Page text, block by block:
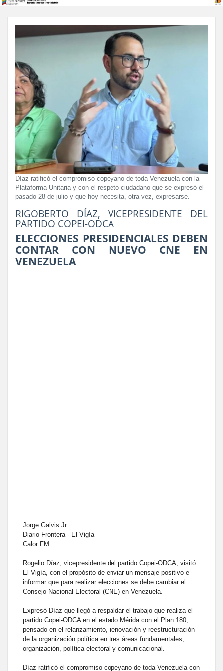
Díaz ratificó el compromiso copeyano de toda Venezuela con la
Plataforma Unitaria y con el respeto ciudadano que se expresó el
pasado 28 de julio y que hoy necesita, otra vez, expresarse.
RIGOBERTO DÍAZ, VICEPRESIDENTE DEL
PARTIDO COPEI-ODCA
ELECCIONES PRESIDENCIALES DEBEN
CONTAR CON NUEVO CNE EN
VENEZUELA
Jorge Galvis Jr
Diario Frontera - El Vigía
Calor FM
Rogelio Díaz, vicepresidente del partido Copei-ODCA, visitó
El Vigía, con el propósito de enviar un mensaje positivo e
informar que para realizar elecciones se debe cambiar el
Consejo Nacional Electoral (CNE) en Venezuela.
Expresó Díaz que llegó a respaldar el trabajo que realiza el
partido Copei-ODCA en el estado Mérida con el Plan 180,
pensado en el relanzamiento, renovación y reestructuración
de la organización política en tres áreas fundamentales,
organización, política electoral y comunicacional.
Díaz ratificó el compromiso copeyano de toda Venezuela con